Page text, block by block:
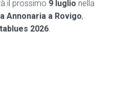
il prossimo 9 luglio nella
Annonaria a Rovigo,
2026.